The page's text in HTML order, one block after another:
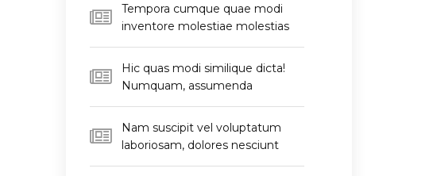
Tempora cumque quae modi
inventore molestiae molestias
Hic quas modi similique dicta!
Numquam, assumenda
Nam suscipit vel voluptatum
laboriosam, dolores nesciunt